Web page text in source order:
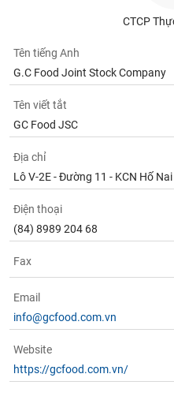
CTCP
Tên tiếng Anh
G.C Food Joint Stock Company
Tên viết tắt
GC Food JSC
Địa chỉ
Lô V-2E - Đường 11 - KCN Hố
Điện thoại
(84) 8989 204 68
Fax
Email
info@gcfood.com.vn
Website
https://gcfood.com.vn/